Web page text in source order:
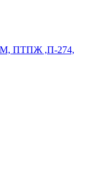
ПТПЖ ,П-274,